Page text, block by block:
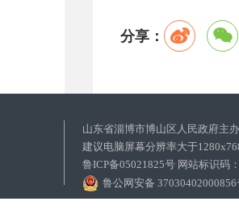
分享：
山东省淄博市博山区人民政府
建议电脑屏幕分辨率大于
鲁ICP备05021825号 网站标识码
鲁公网安备 37030402000856